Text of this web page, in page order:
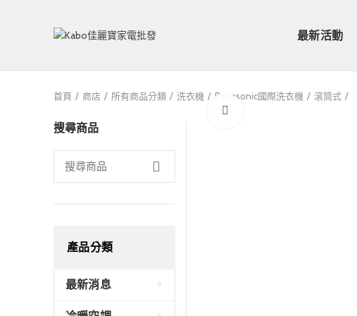
最新活動
首頁 商店 所有商品分類 洗衣機 Panasonic國際洗衣機 滾筒式
搜尋商品
產品分類
最新消息